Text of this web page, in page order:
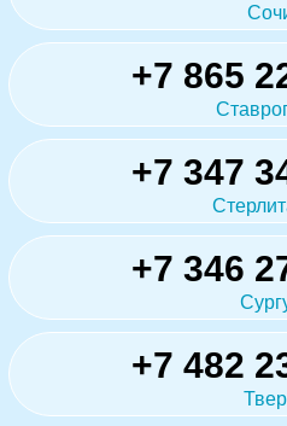
+7 865
+7 347
+7 346
+7 482